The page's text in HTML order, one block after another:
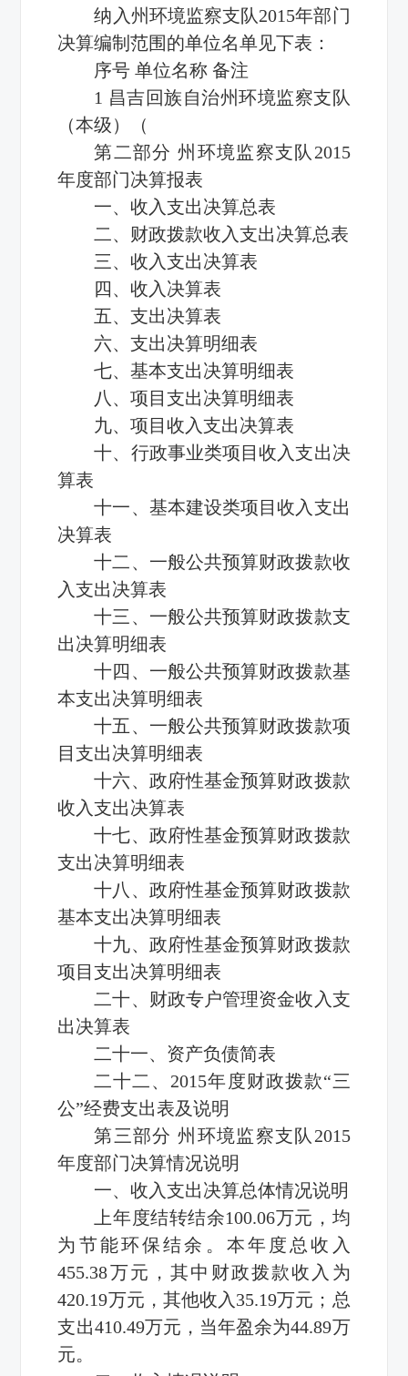
纳入州环境监察支队2015年部门
决算编制范围的单位名单见下表：
序号 单位名称 备注
1 昌吉回族自治州环境监察支队
（本级）（
第二部分 州环境监察支队2015
年度部门决算报表
一、收入支出决算总表
二、财政拨款收入支出决算总表
三、收入支出决算表
四、收入决算表
五、支出决算表
六、支出决算明细表
七、基本支出决算明细表
八、项目支出决算明细表
九、项目收入支出决算表
十、行政事业类项目收入支出决
算表
十一、基本建设类项目收入支出
决算表
十二、一般公共预算财政拨款收
入支出决算表
十三、一般公共预算财政拨款支
出决算明细表
十四、一般公共预算财政拨款基
本支出决算明细表
十五、一般公共预算财政拨款项
目支出决算明细表
十六、政府性基金预算财政拨款
收入支出决算表
十七、政府性基金预算财政拨款
支出决算明细表
十八、政府性基金预算财政拨款
基本支出决算明细表
十九、政府性基金预算财政拨款
项目支出决算明细表
二十、财政专户管理资金收入支
出决算表
二十一、资产负债简表
二十二、2015年度财政拨款“三
公”经费支出表及说明
第三部分 州环境监察支队2015
年度部门决算情况说明
一、收入支出决算总体情况说明
上年度结转结余100.06万元，均
为节能环保结余。本年度总收入
455.38万元，其中财政拨款收入为
420.19万元，其他收入35.19万元；总
支出410.49万元，当年盈余为44.89万
元。